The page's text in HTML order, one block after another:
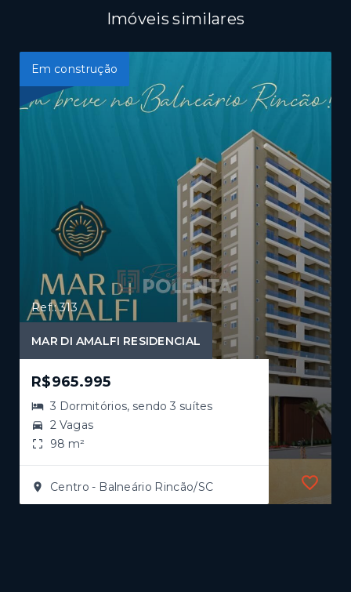
Imóveis similares
Em construção
Ref.: 313
MAR DI AMALFI RESIDENCIAL
R$965.995
3 Dormitórios, sendo 3 suítes
2 Vagas
98 m²
Centro - Balneário Rincão/SC